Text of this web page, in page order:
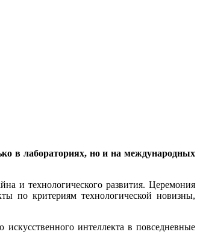
в лабораториях, но и на международных
и технологического развития. Церемония
по критериям технологической новизны,
интеллекта в повседневные